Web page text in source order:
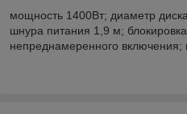
мощность 1400Вт; диаметр
шнура питания 1,9 м;
непреднамеренного включения;